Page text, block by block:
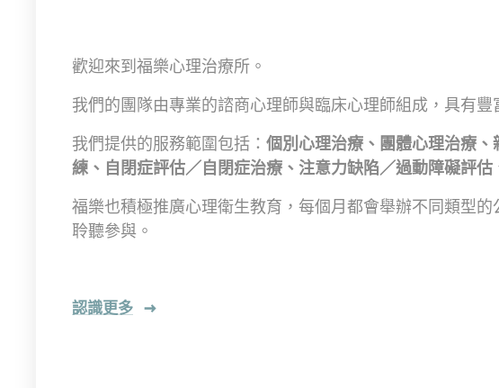
歡迎來到福樂心理治療所。
我們的團隊由專業的諮商心理師與臨床心理師組成，具有豐
我們提供的服務範圍包括： 個別心理治療、 團體心理治療、
練、 自閉症評估／自閉症治療、 注意力缺陷／過動障礙評估
福樂也積極推廣心理衛生教育，每個月都會舉辦不同類型
聆聽參與。
認識更多